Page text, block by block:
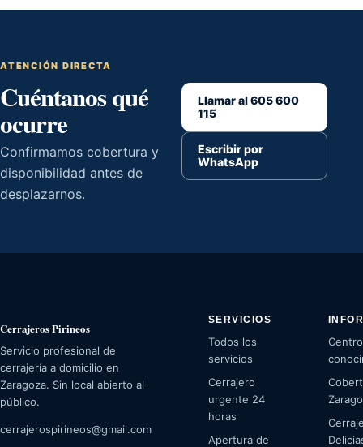
ATENCIÓN DIRECTA
Cuéntanos qué
ocurre
Confirmamos cobertura y
disponibilidad antes de
desplazarnos.
Llamar al 605 600
115
Escribir por
WhatsApp
Cerrajeros Pirineos
Servicio profesional de
cerrajería a domicilio en
Zaragoza. Sin local abierto al
público.
cerrajerospirineos@gmail.com
SERVICIOS
Todos los
servicios
Cerrajero
urgente 24
horas
Apertura de